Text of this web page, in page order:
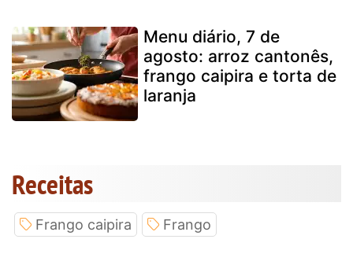
Menu diário, 7 de
agosto: arroz cantonês,
frango caipira e torta de
laranja
Receitas
Frango caipira Frango